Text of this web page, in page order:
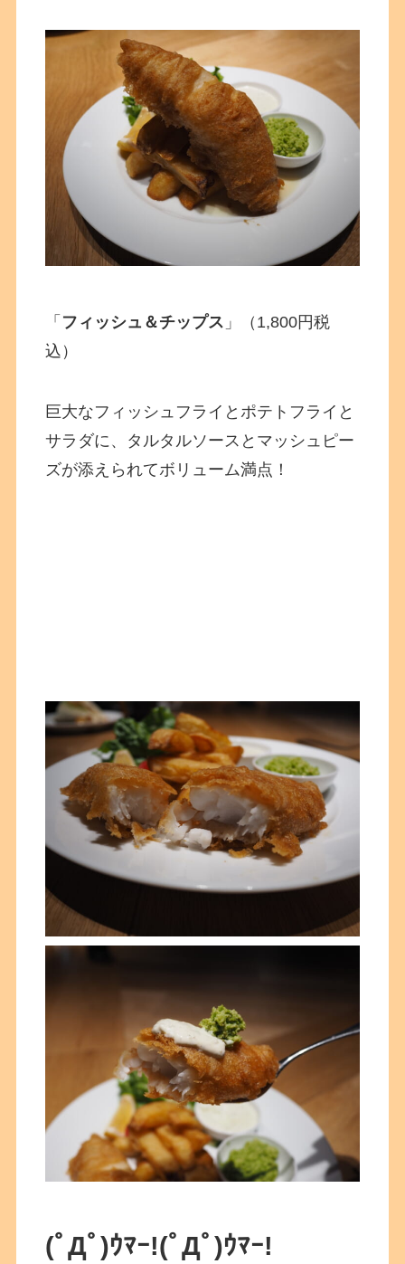
「 フィッシュ＆チップス 」（1,800円税
込）
巨大なフィッシュフライとポテトフライと
サラダに、タルタルソースとマッシュピー
ズが添えられてボリューム満点！
(ﾟДﾟ)ｳﾏｰ!(ﾟДﾟ)ｳﾏｰ!